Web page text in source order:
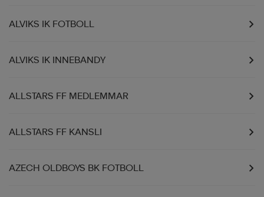
ALVIKS IK FOTBOLL
ALVIKS IK INNEBANDY
ALLSTARS FF MEDLEMMAR
ALLSTARS FF KANSLI
AZECH OLDBOYS BK FOTBOLL